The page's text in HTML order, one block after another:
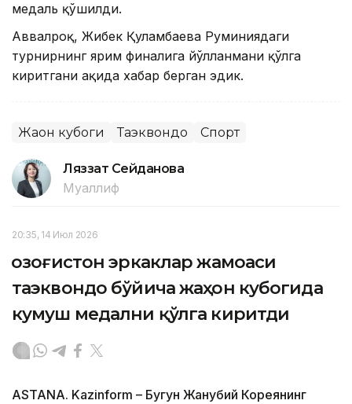
медаль қўшилди.
Аввалроқ, Жибек Қуламбаева Руминиядаги
турнирнинг ярим финалига йўлланмани қўлга
киритгани ҳақида хабар берган эдик.
Жаҳон кубоги Таэквондо Спорт
Ляззат Сейданова
Муаллиф
20:35, 14 Июл 2026
Қозоғистон эркаклар жамоаси
таэквондо бўйича жаҳон кубогида
кумуш медални қўлга киритди
ASTANA. Kazinform – Бугун Жанубий Кореянинг